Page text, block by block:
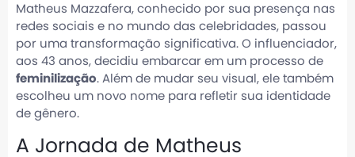
Matheus Mazzafera, conhecido por sua presença nas
redes sociais e no mundo das celebridades, passou
por uma transformação significativa. O influenciador,
aos 43 anos, decidiu embarcar em um processo de
feminilização. Além de mudar seu visual, ele também
escolheu um novo nome para refletir sua identidade
de gênero.
A Jornada de Matheus